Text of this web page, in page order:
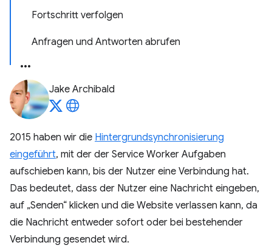
Fortschritt verfolgen
Anfragen und Antworten abrufen
Jake Archibald
2015 haben wir die Hintergrundsynchronisierung
eingeführt, mit der der Service Worker Aufgaben
aufschieben kann, bis der Nutzer eine Verbindung hat.
Das bedeutet, dass der Nutzer eine Nachricht eingeben,
auf „Senden“ klicken und die Website verlassen kann, da
die Nachricht entweder sofort oder bei bestehender
Verbindung gesendet wird.